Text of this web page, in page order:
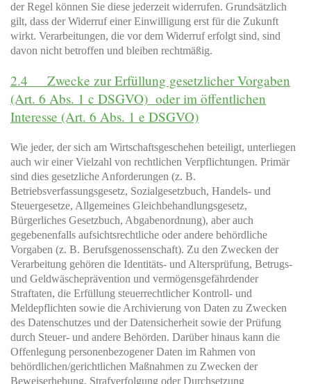
der Regel können Sie diese jederzeit widerrufen. Grundsätzlich
gilt, dass der Widerruf einer Einwilligung erst für die Zukunft
wirkt. Verarbeitungen, die vor dem Widerruf erfolgt sind, sind
davon nicht betroffen und bleiben rechtmäßig.
2.4 Zwecke zur Erfüllung gesetzlicher Vorgaben
(Art. 6 Abs. 1 c DSGVO) oder im öffentlichen
Interesse (Art. 6 Abs. 1 e DSGVO)
Wie jeder, der sich am Wirtschaftsgeschehen beteiligt, unterliegen
auch wir einer Vielzahl von rechtlichen Verpflichtungen. Primär
sind dies gesetzliche Anforderungen (z. B.
Betriebsverfassungsgesetz, Sozialgesetzbuch, Handels- und
Steuergesetze, Allgemeines Gleichbehandlungsgesetz,
Bürgerliches Gesetzbuch, Abgabenordnung), aber auch
gegebenenfalls aufsichtsrechtliche oder andere behördliche
Vorgaben (z. B. Berufsgenossenschaft). Zu den Zwecken der
Verarbeitung gehören die Identitäts- und Altersprüfung, Betrugs-
und Geldwäscheprävention und vermögensgefährdender
Straftaten, die Erfüllung steuerrechtlicher Kontroll- und
Meldepflichten sowie die Archivierung von Daten zu Zwecken
des Datenschutzes und der Datensicherheit sowie der Prüfung
durch Steuer- und andere Behörden. Darüber hinaus kann die
Offenlegung personenbezogener Daten im Rahmen von
behördlichen/gerichtlichen Maßnahmen zu Zwecken der
Beweiserhebung, Strafverfolgung oder Durchsetzung